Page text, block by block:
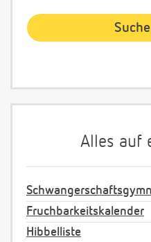
Alles auf
Fruchbarkeitskalender
Hibbelliste